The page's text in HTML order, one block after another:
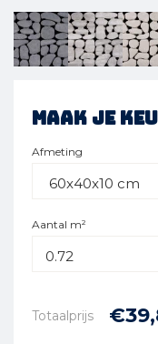
Maak je
Afmeting
Aantal m²
Totaalprijs €39,